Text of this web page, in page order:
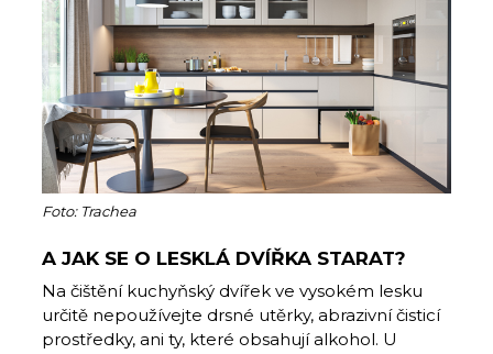
Foto: Trachea
A JAK SE O LESKLÁ DVÍŘKA STARAT?
Na čištění kuchyňský dvířek ve vysokém lesku
určitě nepoužívejte drsné utěrky, abrazivní čisticí
prostředky, ani ty, které obsahují alkohol. U